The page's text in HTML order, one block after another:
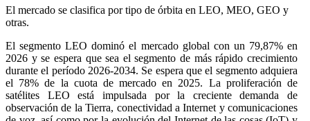
El mercado se clasifica por tipo de órbita en LEO, MEO, GEO y
otras.
El segmento LEO dominó el mercado global con un 79,87% en
2026 y se espera que sea el segmento de más rápido crecimiento
durante el período 2026-2034. Se espera que el segmento adquiera
el 78% de la cuota de mercado en 2025. La proliferación de
satélites LEO está impulsada por la creciente demanda de
observación de la Tierra, conectividad a Internet y comunicaciones